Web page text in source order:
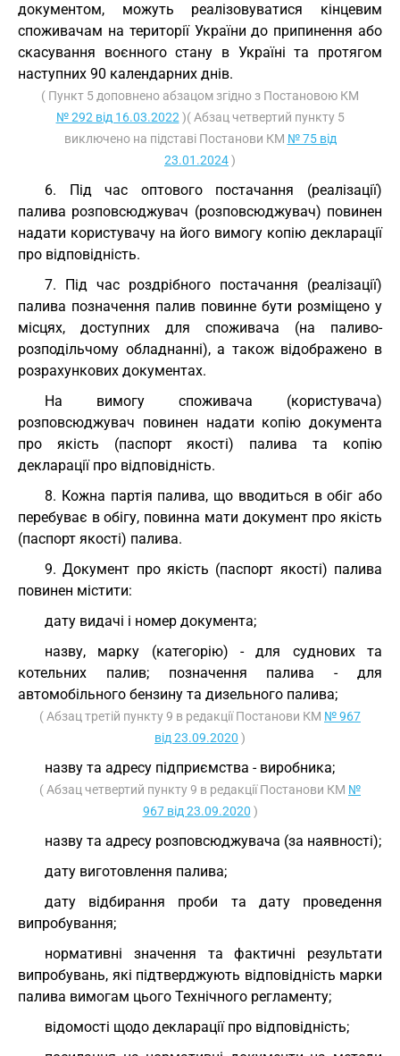
документом, можуть реалізовуватися кінцевим
споживачам на території України до припинення або
скасування воєнного стану в Україні та протягом
наступних 90 календарних днів.
( Пункт 5 доповнено абзацом згідно з Постановою КМ
№ 292 від 16.03.2022 )( Абзац четвертий пункту 5
виключено на підставі Постанови КМ № 75 від
23.01.2024)
6. Під час оптового постачання (реалізації)
палива розповсюджувач (розповсюджувач) повинен
надати користувачу на його вимогу копію декларації
про відповідність.
7. Під час роздрібного постачання (реалізації)
палива позначення палив повинне бути розміщено у
місцях, доступних для споживача (на паливо-
розподільчому обладнанні), а також відображено в
розрахункових документах.
На вимогу споживача (користувача)
розповсюджувач повинен надати копію документа
про якість (паспорт якості) палива та копію
декларації про відповідність.
8. Кожна партія палива, що вводиться в обіг або
перебуває в обігу, повинна мати документ про якість
(паспорт якості) палива.
9. Документ про якість (паспорт якості) палива
повинен містити:
дату видачі і номер документа;
назву, марку (категорію) - для суднових та
котельних палив; позначення палива - для
автомобільного бензину та дизельного палива;
( Абзац третій пункту 9 в редакції Постанови КМ № 967
від 23.09.2020 )
назву та адресу підприємства - виробника;
( Абзац четвертий пункту 9 в редакції Постанови КМ №
967 від 23.09.2020 )
назву та адресу розповсюджувача (за наявності);
дату виготовлення палива;
дату відбирання проби та дату проведення
випробування;
нормативні значення та фактичні результати
випробувань, які підтверджують відповідність марки
палива вимогам цього Технічного регламенту;
відомості щодо декларації про відповідність;